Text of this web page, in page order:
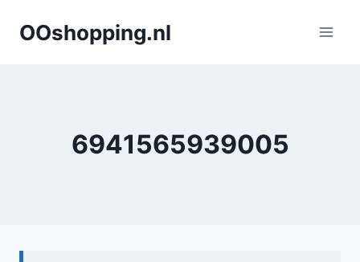
naarOOshopping.nl
6941565939005